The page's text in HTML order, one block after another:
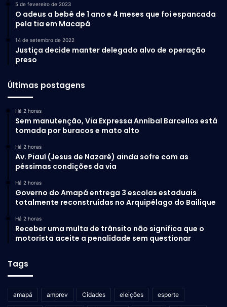
5 de fevereiro de 2023
O adeus a bebê de 1 ano e 4 meses que foi espancada
pela tia em Macapá
14 de setembro de 2022
Justiça decide manter delegado alvo de operação
preso
Últimas postagens
Há 2 horas
Sem manutenção, Via Expressa Anníbal Barcellos está
tomada por buracos e mato alto
Há 2 horas
Av. Piauí (Jesus de Nazaré) ainda sofre com as
péssimas condições da via
Há 2 horas
Governo do Amapá entrega 3 escolas estaduais
totalmente reconstruídas no Arquipélago do Bailique
Há 2 horas
Receber uma multa de trânsito não significa que o
motorista aceite a penalidade sem questionar
Tags
amapá amprev Cidades eleições esporte